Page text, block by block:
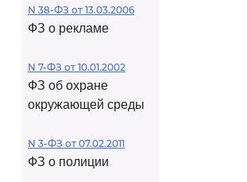
N 38-ФЗ от 13.03.2006
ФЗ о рекламе
N 7-ФЗ от 10.01.2002
ФЗ об охране
окружающей среды
N 3-ФЗ от 07.02.2011
ФЗ о полиции